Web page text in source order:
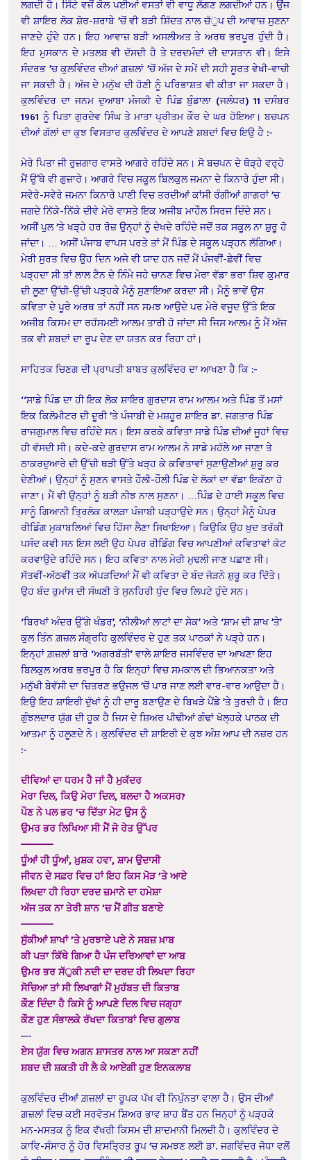
ਲਗਦੀ ਹੈ। ਸਿੱਟੇ ਵਜੋਂ ਕੋਲ ਪਈਆਂ ਵਸਤਾਂ ਵੀ ਵਾਧੂ ਲੱਗਣ ਲਗਦੀਆਂ ਹਨ। ਉਂਜ
ਵੀ ਸ਼ਾਇਰ ਲੋਕ ਸ਼ੋਰ-ਸ਼ਰਾਬੇ ’ਚੋਂ ਵੀ ਬੜੀ ਸ਼ਿੱਦਤ ਨਾਲ ਚੱੁਪ ਦੀ ਆਵਾਜ਼ ਸੁਣਨਾ
ਜਾਣਦੇ ਹੁੰਦੇ ਹਨ। ਇਹ ਆਵਾਜ਼ ਬੜੀ ਅਸਲੀਅਤ ਤੇ ਅਰਥ ਭਰਪੂਰ ਹੁੰਦੀ ਹੈ।
ਇਹ ਮੁਸਕਾਨ ਦੇ ਮਤਲਬ ਵੀ ਦੱਸਦੀ ਹੈ ਤੇ ਦਰਦਮੰਦਾਂ ਦੀ ਦਾਸਤਾਨ ਵੀ। ਇਸੇ
ਸੰਦਰਭ ’ਚ ਕੁਲਵਿੰਦਰ ਦੀਆਂ ਗ਼ਜ਼ਲਾਂ ’ਚੋਂ ਅੱਜ ਦੇ ਸਮੇਂ ਦੀ ਸਹੀ ਸੂਰਤ ਵੇਖੀ-ਵਾਚੀ
ਜਾ ਸਕਦੀ ਹੈ। ਅੱਜ ਦੇ ਮਨੁੱਖ ਦੀ ਹੋਣੀ ਨੂੰ ਪਰਿਭਾਸ਼ਤ ਵੀ ਕੀਤਾ ਜਾ ਸਕਦਾ ਹੈ।
ਕੁਲਵਿੰਦਰ ਦਾ ਜਨਮ ਦੁਆਬਾ ਮੰਜਕੀ ਦੇ ਪਿੰਡ ਬੁੰਡਾਲਾ (ਜਲੰਧਰ) 11 ਦਸੰਬਰ
1961 ਨੂੰ ਪਿਤਾ ਗੁਰਦੇਵ ਸਿੰਘ ਤੇ ਮਾਤਾ ਪ੍ਰੀਤਮ ਕੌਰ ਦੇ ਘਰ ਹੋਇਆ। ਬਚਪਨ
ਦੀਆਂ ਗੱਲਾਂ ਦਾ ਕੁਝ ਵਿਸਤਾਰ ਕੁਲਵਿੰਦਰ ਦੇ ਆਪਣੇ ਸ਼ਬਦਾਂ ਵਿਚ ਇਉ ਹੈ :-
ਮੇਰੇ ਪਿਤਾ ਜੀ ਰੁਜ਼ਗਾਰ ਵਾਸਤੇ ਆਗਰੇ ਰਹਿੰਦੇ ਸਨ। ਸੋ ਬਚਪਨ ਦੇ ਥੋੜ੍ਹੇ ਵਰ੍ਹੇ
ਮੈਂ ਉੱਥੇ ਵੀ ਗੁਜ਼ਾਰੇ। ਆਗਰੇ ਵਿਚ ਸਕੂਲ ਬਿਲਕੁਲ ਜਮਨਾ ਦੇ ਕਿਨਾਰੇ ਹੁੰਦਾ ਸੀ।
ਸਵੇਰੇ-ਸਵੇਰੇ ਜਮਨਾ ਕਿਨਾਰੇ ਪਾਣੀ ਵਿਚ ਤਰਦੀਆਂ ਕਾਂਸੀ ਰੰਗੀਆਂ ਗਾਗਰਾਂ ’ਚ
ਜਗਦੇ ਨਿੱਕੇ-ਨਿੱਕੇ ਦੀਵੇ ਮੇਰੇ ਵਾਸਤੇ ਇਕ ਅਜੀਬ ਮਾਹੌਲ ਸਿਰਜ ਦਿੰਦੇ ਸਨ।
ਅਸੀਂ ਪੁਲ ’ਤੇ ਖੜ੍ਹੇ ਹਰ ਰੋਜ਼ ਉਨ੍ਹਾਂ ਨੂੰ ਦੇਖਦੇ ਰਹਿੰਦੇ ਜਦੋਂ ਤਕ ਸਕੂਲ ਨਾ ਸ਼ੁਰੂ ਹੋ
ਜਾਂਦਾ। … ਅਸੀਂ ਪੰਜਾਬ ਵਾਪਸ ਪਰਤੇ ਤਾਂ ਮੈਂ ਪਿੰਡ ਦੇ ਸਕੂਲ ਪੜ੍ਹਨ ਲੱਗਿਆ।
ਮੇਰੀ ਸੁਰਤ ਵਿਚ ਉਹ ਦਿਨ ਅਜੇ ਵੀ ਯਾਦ ਹਨ ਜਦੋਂ ਮੈਂ ਪੰਜਵੀਂ-ਛੇਵੀਂ ਵਿਚ
ਪੜ੍ਹਦਾ ਸੀ ਤਾਂ ਲਾਲ ਟੈਨ ਦੇ ਨਿੰਮੇ ਜਹੇ ਚਾਨਣ ਵਿਚ ਮੇਰਾ ਵੱਡਾ ਭਰਾ ਸ਼ਿਵ ਕੁਮਾਰ
ਦੀ ਲੂਣਾ ਉੱਚੀ-ਉੱਚੀ ਪੜ੍ਹਕੇ ਮੈਨੂੰ ਸੁਣਾਇਆ ਕਰਦਾ ਸੀ। ਮੈਨੂੰ ਭਾਵੇਂ ਉਸ
ਕਵਿਤਾ ਦੇ ਪੂਰੇ ਅਰਥ ਤਾਂ ਨਹੀਂ ਸਨ ਸਮਝ ਆਉਦੇ ਪਰ ਮੇਰੇ ਵਜੂਦ ਉੱਤੇ ਇਕ
ਅਜੀਬ ਕਿਸਮ ਦਾ ਰਹੱਸਮਈ ਆਲਮ ਤਾਰੀ ਹੋ ਜਾਂਦਾ ਸੀ ਜਿਸ ਆਲਮ ਨੂੰ ਮੈਂ ਅੱਜ
ਤਕ ਵੀ ਸ਼ਬਦਾਂ ਦਾ ਰੂਪ ਦੇਣ ਦਾ ਯਤਨ ਕਰ ਰਿਹਾ ਹਾਂ।
ਸਾਹਿਤਕ ਚਿਣਗ ਦੀ ਪ੍ਰਾਪਤੀ ਬਾਬਤ ਕੁਲਵਿੰਦਰ ਦਾ ਆਖਣਾ ਹੈ ਕਿ :-
‘‘ਸਾਡੇ ਪਿੰਡ ਦਾ ਹੀ ਇਕ ਲੋਕ ਸ਼ਾਇਰ ਗੁਰਦਾਸ ਰਾਮ ਆਲਮ ਅਤੇ ਪਿੰਡ ਤੋਂ ਮਸਾਂ
ਇਕ ਕਿਲੋਮੀਟਰ ਦੀ ਦੂਰੀ ’ਤੇ ਪੰਜਾਬੀ ਦੇ ਮਸ਼ਹੂਰ ਸ਼ਾਇਰ ਡਾ. ਜਗਤਾਰ ਪਿੰਡ
ਰਾਜਗੁਮਾਲ ਵਿਚ ਰਹਿੰਦੇ ਸਨ। ਇਸ ਕਰਕੇ ਕਵਿਤਾ ਸਾਡੇ ਪਿੰਡ ਦੀਆਂ ਜੂਹਾਂ ਵਿਚ
ਹੀ ਵੱਸਦੀ ਸੀ। ਕਦੇ-ਕਦੇ ਗੁਰਦਾਸ ਰਾਮ ਆਲਮ ਨੇ ਸਾਡੇ ਮਹੱਲੇ ਆ ਜਾਣਾ ਤੇ
ਠਾਕਰਦੁਆਰੇ ਦੀ ਉੱਚੀ ਥੜੀ ਉੱਤੇ ਖੜ੍ਹ ਕੇ ਕਵਿਤਾਵਾਂ ਸੁਣਾਉਣੀਆਂ ਸ਼ੁਰੂ ਕਰ
ਦੇਣੀਆਂ। ਉਨ੍ਹਾਂ ਨੂੰ ਸੁਣਨ ਵਾਸਤੇ ਹੌਲੀ-ਹੌਲੀ ਪਿੰਡ ਦੇ ਲੋਕਾਂ ਦਾ ਵੱਡਾ ਇਕੱਠਾ ਹੋ
ਜਾਣਾ। ਮੈਂ ਵੀ ਉਨ੍ਹਾਂ ਨੂੰ ਬੜੀ ਨੀਝ ਨਾਲ ਸੁਣਨਾ। …ਪਿੰਡ ਦੇ ਹਾਈ ਸਕੂਲ ਵਿਚ
ਸਾਨੂੰ ਗਿਆਨੀ ਤਿ੍ਰਲੋਕ ਕਾਲੜਾ ਪੰਜਾਬੀ ਪੜ੍ਹਾਉਦੇ ਸਨ। ਉਨ੍ਹਾਂ ਮੈਨੂੰ ਪੇਪਰ
ਰੀਡਿੰਗ ਮੁਕਾਬਲਿਆਂ ਵਿਚ ਹਿੱਸਾ ਲੈਣਾ ਸਿਖਾਇਆ। ਕਿਉਕਿ ਉਹ ਖ਼ੁਦ ਤਰੱਕੀ
ਪਸੰਦ ਕਵੀ ਸਨ ਇਸ ਲਈ ਉਹ ਪੇਪਰ ਰੀਡਿੰਗ ਵਿਚ ਆਪਣੀਆਂ ਕਵਿਤਾਵਾਂ ਕੋਟ
ਕਰਵਾਉਦੇ ਰਹਿੰਦੇ ਸਨ। ਇਹ ਕਵਿਤਾ ਨਾਲ ਮੇਰੀ ਮੁਢਲੀ ਜਾਣ ਪਛਾਣ ਸੀ।
ਸੱਤਵੀਂ-ਅੱਠਵੀਂ ਤਕ ਅੱਪੜਦਿਆਂ ਮੈਂ ਵੀ ਕਵਿਤਾ ਦੇ ਬੰਦ ਜੋੜਨੇ ਸ਼ੁਰੂ ਕਰ ਦਿੱਤੇ।
ਉਹ ਬੰਦ ਰੁਮਾਂਸ ਦੀ ਸੰਘਣੀ ਤੇ ਸੁਨਹਿਰੀ ਧੁੰਦ ਵਿਚ ਲਿਪਟੇ ਹੁੰਦੇ ਸਨ।
‘ਬਿਰਖਾਂ ਅੰਦਰ ਉੱਗੇ ਖੰਡਰ’, ‘ਨੀਲੀਆਂ ਲਾਟਾਂ ਦਾ ਸੇਕ’ ਅਤੇ ‘ਸ਼ਾਮ ਦੀ ਸ਼ਾਖ ’ਤੇ’
ਕੁਲ ਤਿੰਨ ਗ਼ਜ਼ਲ ਸੰਗ੍ਰਹਿ ਕੁਲਵਿੰਦਰ ਦੇ ਹੁਣ ਤਕ ਪਾਠਕਾਂ ਨੇ ਪੜ੍ਹੇ ਹਨ।
ਇਨ੍ਹਾਂ ਗ਼ਜ਼ਲਾਂ ਬਾਰੇ ‘ਅਗਰਬੱਤੀ’ ਵਾਲੇ ਸ਼ਾਇਰ ਜਸਵਿੰਦਰ ਦਾ ਆਖਣਾ ਇਹ
ਬਿਲਕੁਲ ਅਰਥ ਭਰਪੂਰ ਹੈ ਕਿ ਇਨ੍ਹਾਂ ਵਿਚ ਸਮਕਾਲ ਦੀ ਭਿਆਨਕਤਾ ਅਤੇ
ਮਨੁੱਖੀ ਬੇਵੱਸੀ ਦਾ ਚਿਤਰਣ ਭਉਜਲ ’ਚੋਂ ਪਾਰ ਜਾਣ ਲਈ ਵਾਰ-ਵਾਰ ਆਉਦਾ ਹੈ।
ਇਉ ਇਹ ਸ਼ਾਇਰੀ ਦੁੱਖਾਂ ਨੂੰ ਹੀ ਦਾਰੂ ਬਣਾਉਣ ਦੇ ਬਿਖੜੇ ਪੈਂਡੇ ’ਤੇ ਤੁਰਦੀ ਹੈ। ਇਹ
ਗੁੰਝਲਦਾਰ ਯੁੱਗ ਦੀ ਹੂਕ ਹੈ ਜਿਸ ਦੇ ਸ਼ਿਅਰ ਪੀਢੀਆਂ ਗੰਢਾਂ ਖੋਲ੍ਹਕੇ ਪਾਠਕ ਦੀ
ਆਤਮਾ ਨੂੰ ਹਲੂਣਦੇ ਨੇ। ਕੁਲਵਿੰਦਰ ਦੀ ਸ਼ਾਇਰੀ ਦੇ ਕੁਝ ਅੰਸ਼ ਆਪ ਦੀ ਨਜ਼ਰ ਹਨ
:-
ਦੀਵਿਆਂ ਦਾ ਧਰਮ ਹੈ ਜਾਂ ਹੈ ਮੁਕੱਦਰ
ਮੇਰਾ ਦਿਲ, ਕਿਉ ਮੇਰਾ ਦਿਲ, ਬਲਦਾ ਹੈ ਅਕਸਰ?
ਪੌਣ ਨੇ ਪਲ ਭਰ ’ਚ ਦਿੱਤਾ ਮੇਟ ਉਸ ਨੂੰ
ਉਮਰ ਭਰ ਲਿਖਿਆ ਸੀ ਮੈਂ ਜੋ ਰੇਤ ਉੱਪਰ
————–
ਧੂੰਆਂ ਹੀ ਧੂੰਆਂ, ਖ਼ੁਸ਼ਕ ਹਵਾ, ਸ਼ਾਮ ਉਦਾਸੀ
ਜੀਵਨ ਦੇ ਸਫ਼ਰ ਵਿਚ ਹਾਂ ਇਹ ਕਿਸ ਮੋੜ ’ਤੇ ਆਏ
ਲਿਖਦਾ ਹੀ ਰਿਹਾ ਦਰਦ ਜ਼ਮਾਨੇ ਦਾ ਹਮੇਸ਼ਾ
ਅੱਜ ਤਕ ਨਾ ਤੇਰੀ ਸ਼ਾਨ ’ਚ ਮੈਂ ਗੀਤ ਬਣਾਏ
————–
ਸੁੱਕੀਆਂ ਸ਼ਾਖਾਂ ’ਤੇ ਮੁਰਝਾਏ ਪਏ ਨੇ ਸਬਜ਼ ਖ਼ਾਬ
ਕੀ ਪਤਾ ਕਿੱਥੇ ਗਿਆ ਹੈ ਪੰਜ ਦਰਿਆਵਾਂ ਦਾ ਆਬ
ਉਮਰ ਭਰ ਸੱੁਕੀ ਨਦੀ ਦਾ ਦਰਦ ਹੀ ਲਿਖਦਾ ਰਿਹਾ
ਸੋਚਿਆ ਤਾਂ ਸੀ ਲਿਖਾਗਾਂ ਮੈਂ ਮੁਹੱਬਤ ਦੀ ਕਿਤਾਬ
ਕੌਣ ਦਿੰਦਾ ਹੈ ਕਿਸੇ ਨੂੰ ਆਪਣੇ ਦਿਲ ਵਿਚ ਜਗ੍ਹਾ
ਕੌਣ ਹੁਣ ਸੰਭਾਲਕੇ ਰੱਖਦਾ ਕਿਤਾਬਾਂ ਵਿਚ ਗੁਲਾਬ
—-
ਏਸ ਯੁੱਗ ਵਿਚ ਅਗਨ ਸ਼ਾਸਤਰ ਨਾਲ ਆ ਸਕਣਾ ਨਹੀਂ
ਸ਼ਬਦ ਦੀ ਸ਼ਕਤੀ ਹੀ ਲੈ ਕੇ ਆਏਗੀ ਹੁਣ ਇਨਕਲਾਬ
ਕੁਲਵਿੰਦਰ ਦੀਆਂ ਗ਼ਜ਼ਲਾਂ ਦਾ ਰੂਪਕ ਪੱਖ ਵੀ ਨਿਪੁੰਨਤਾ ਵਾਲਾ ਹੈ। ਉਸ ਦੀਆਂ
ਗ਼ਜ਼ਲਾਂ ਵਿਚ ਕਈ ਸਰਵੋਤਮ ਸ਼ਿਅਰ ਭਾਵ ਸ਼ਾਹ ਬੈਂਤ ਹਨ ਜਿਨ੍ਹਾਂ ਨੂੰ ਪੜ੍ਹਕੇ
ਮਨ-ਮਸਤਕ ਨੂੰ ਇਕ ਵੱਖਰੀ ਕਿਸਮ ਦੀ ਸ਼ਾਦਮਾਨੀ ਮਿਲਦੀ ਹੈ। ਕੁਲਵਿੰਦਰ ਦੇ
ਕਾਵਿ-ਸੰਸਾਰ ਨੂੰ ਹੋਰ ਵਿਸਤਿ੍ਰਤ ਰੂਪ ’ਚ ਸਮਝਣ ਲਈ ਡਾ. ਜਗਵਿੰਦਰ ਜੋਧਾ ਵਲੋਂ